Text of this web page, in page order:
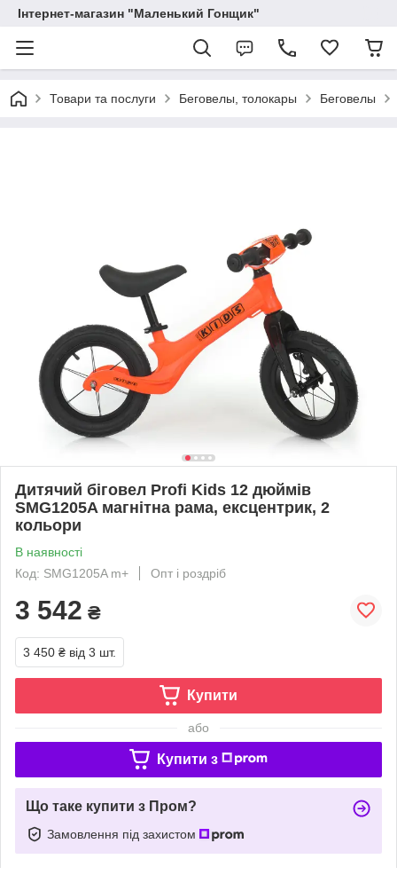
Інтернет-магазин "Маленький Гонщик"
Товари та послуги Беговелы, толокары Беговелы
Дитячий біговел Profi Kids 12 дюймів
SMG1205A магнітна рама, ексцентрик, 2
кольори
В наявності
Код: SMG1205A m+
Опт і роздріб
3 542 ₴
3 450 ₴ від 3 шт.
Купити
або
Купити з
Що таке купити з Пром?
Замовлення під захистом